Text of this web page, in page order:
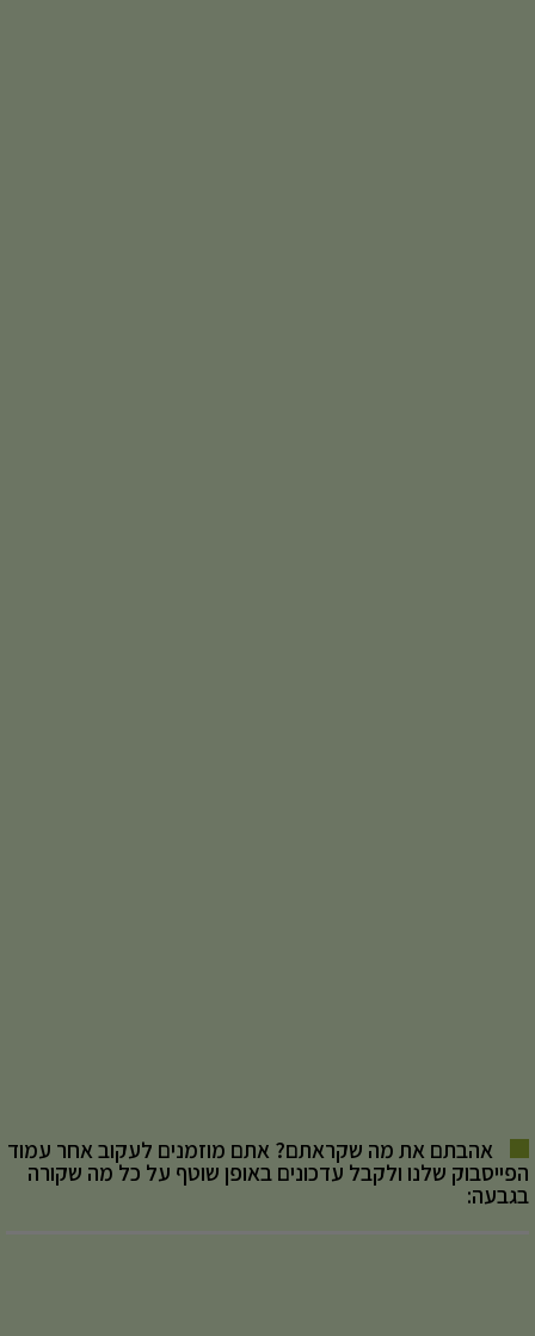
אהבתם את מה שקראתם? אתם מוזמנים לעקוב אחר עמוד
הפייסבוק שלנו ולקבל עדכונים באופן שוטף על כל מה שקורה
בגבעה: